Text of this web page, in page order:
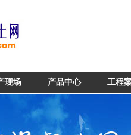
现场 产品中心 工程